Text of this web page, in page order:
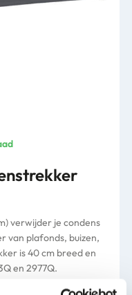
verwijder je condens
van plafonds, buizen,
is 40 cm breed en
en 2977Q.